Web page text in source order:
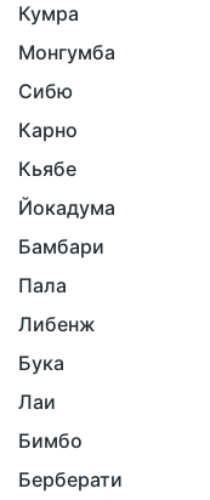
Кумра
Монгумба
Сибю
Карно
Кьябе
Йокадума
Бамбари
Пала
Либенж
Бука
Лаи
Бимбо
Берберати